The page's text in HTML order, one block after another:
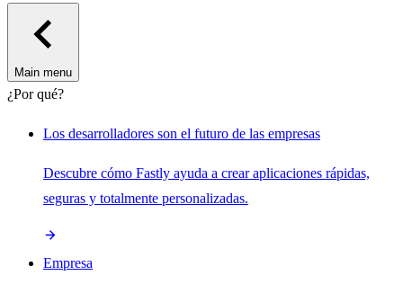
Main menu
¿Por qué?
Los desarrolladores son el futuro de las empresas
Descubre cómo Fastly ayuda a crear aplicaciones rápidas,
seguras y totalmente personalizadas.
Empresa